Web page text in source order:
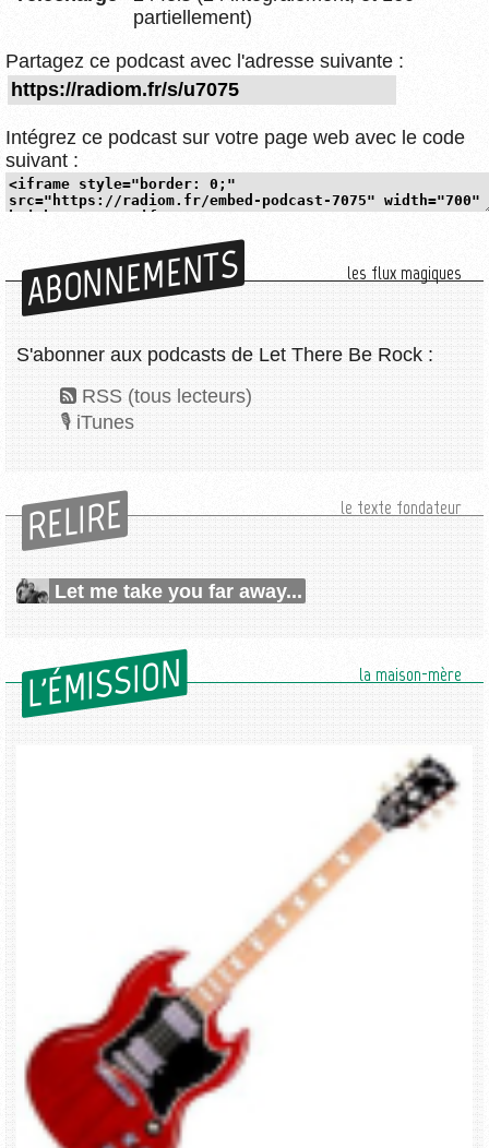
partiellement)
Partagez ce podcast avec l'adresse suivante :
Intégrez ce podcast sur votre page web avec le code
suivant :
ABONNEMENTS les flux magiques
S'abonner aux podcasts de Let There Be Rock :
RSS (tous lecteurs)
iTunes
RELIRE le texte fondateur
Let me take you far away...
L'ÉMISSION la maison-mère